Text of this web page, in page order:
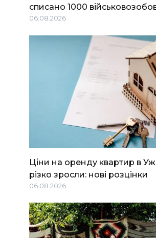
списано 1000
06.08.2026
Ціни на оренду квартир в
різко зросли: нові розцінки
06.08.2026